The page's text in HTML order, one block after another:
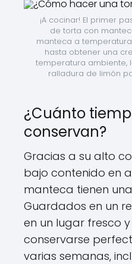
¡A cocinar! El primer
de torta con
manteca a
hasta obtener una
temperatura ambiente,
ralladura de limón
¿Cuánto
conservan?
Gracias a su alto
bajo contenido en
manteca tienen
Guardados en un
en un lugar fresco
conservarse
varias semanas,